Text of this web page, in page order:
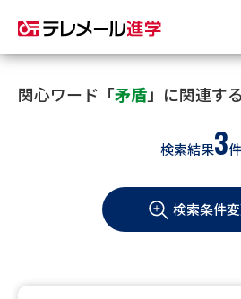
資料請求
大学・短大の資料種類から請求
学部
関心ワード「矛盾」に関連す
検索結果3件
検索条件